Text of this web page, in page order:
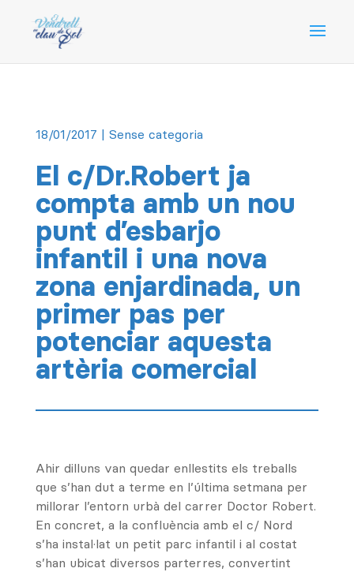
18/01/2017 | Sense categoria
El c/Dr.Robert ja
compta amb un nou
punt d’esbarjo
infantil i una nova
zona enjardinada, un
primer pas per
potenciar aquesta
artèria comercial
Ahir dilluns van quedar enllestits els treballs
que s’han dut a terme en l’última setmana per
millorar l’entorn urbà del carrer Doctor Robert.
En concret, a la confluència amb el c/ Nord
s’ha instal·lat un petit parc infantil i al costat
s’han ubicat diversos parterres, convertint